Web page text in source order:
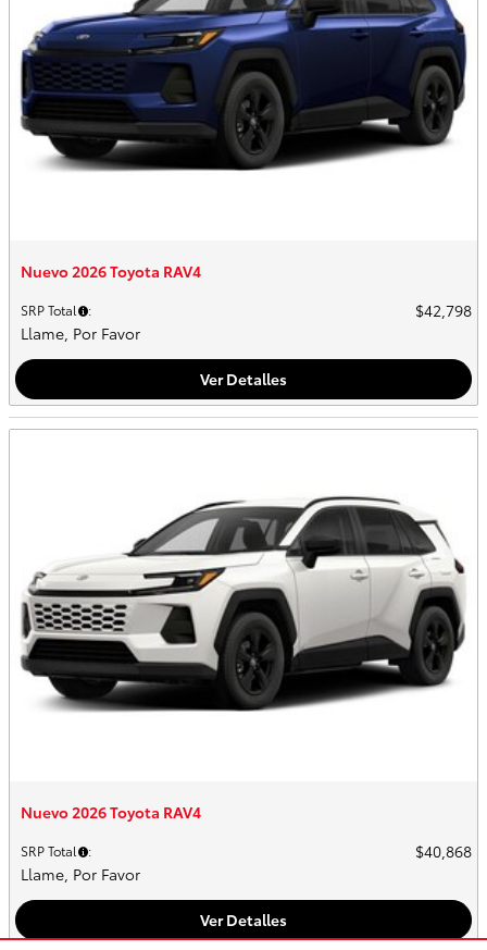
Nuevo 2026 Toyota RAV4
SRP Total :
$42,798
Llame, Por Favor
Ver Detalles
Nuevo 2026 Toyota RAV4
SRP Total :
$40,868
Llame, Por Favor
Ver Detalles